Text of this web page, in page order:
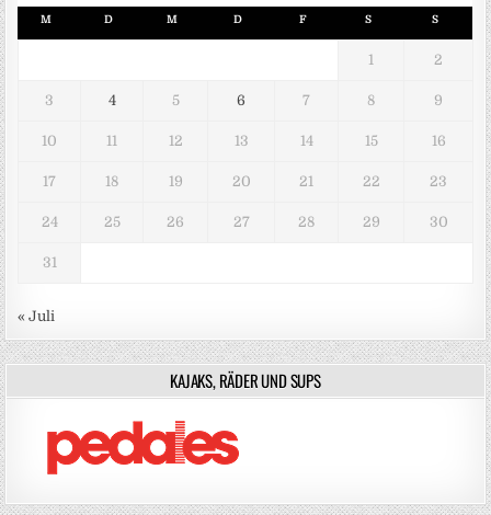
M D M D F S S
1 2
3 4 5 6 7 8 9
10 11 12 13 14 15 16
17 18 19 20 21 22 23
24 25 26 27 28 29 30
31
« Juli
KAJAKS, RÄDER UND SUPS